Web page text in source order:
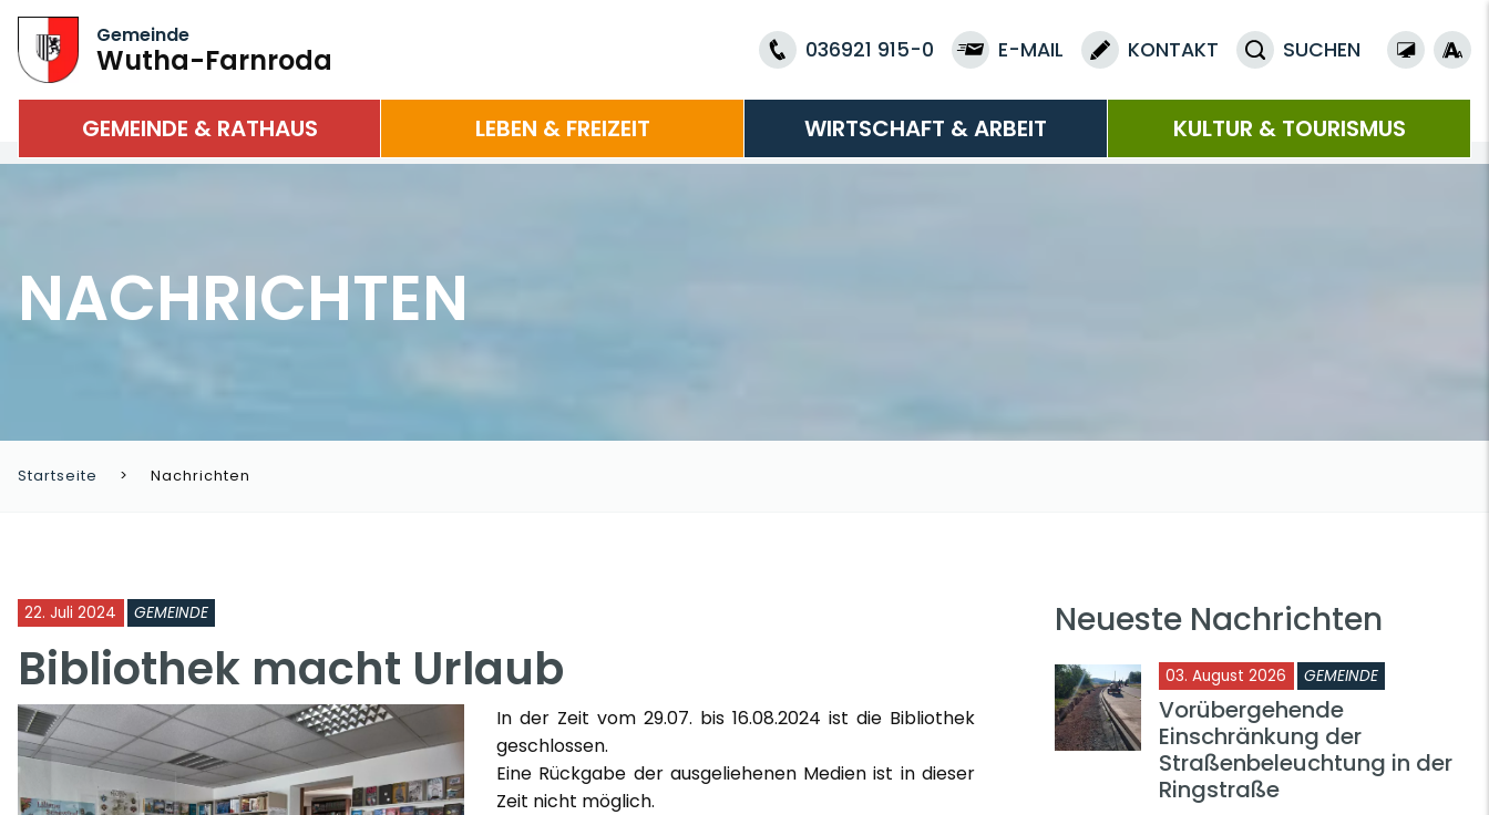
Gemeinde
Wutha-Farnroda 036921 915-0 E-MAIL KONTAKT SUCHEN
GEMEINDE & RATHAUS LEBEN & FREIZEIT WIRTSCHAFT & ARBEIT KULTUR & TOURISMUS
NACHRICHTEN
Startseite Nachrichten
22. Juli 2024 GEMEINDE
Bibliothek macht Urlaub
In der Zeit vom 29.07. bis 16.08.2024 ist die Bibliothek
geschlossen.
Eine Rückgabe der ausgeliehenen Medien ist in dieser
Zeit nicht möglich.
Neueste Nachrichten
03. August 2026 GEMEINDE
Vorübergehende
Einschränkung der
Straßenbeleuchtung in der
Ringstraße